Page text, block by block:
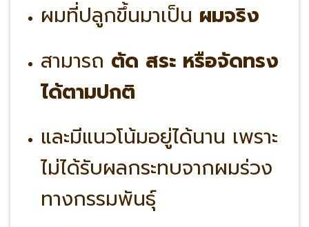
ผมที่ปลูกขึ้นมาเป็น ผมจริง
สามารถ ตัด สระ หรือจัดทรง
ได้ตามปกติ
และมีแนวโน้มอยู่ได้นาน เพราะ
ไม่ได้รับผลกระทบจากผมร่วง
ทางกรรมพันธุ์